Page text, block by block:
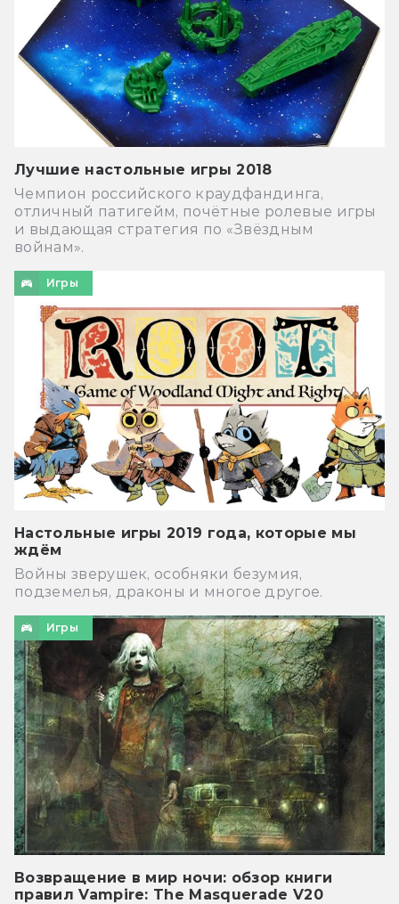
Лучшие настольные игры 2018
Чемпион российского краудфандинга,
отличный патигейм, почётные ролевые игры
и выдающая стратегия по «Звёздным
войнам».
Игры
Настольные игры 2019 года, которые мы
ждём
Войны зверушек, особняки безумия,
подземелья, драконы и многое другое.
Игры
Возвращение в мир ночи: обзор книги
правил Vampire: The Masquerade V20